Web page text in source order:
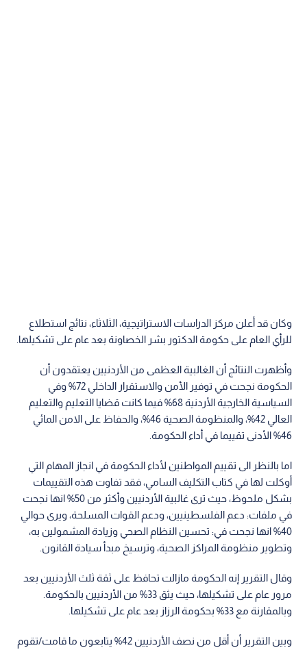
وكان قد أعلن مركز الدراسات الاستراتيجية‏، الثلاثاء، نتائج استطلاع
للرأي العام على حكومة الدكتور بشر الخصاونة بعد عام على تشكيلها.
وأظهرت النتائج أن الغالبية العظمى من الأردنيين يعتقدون أن
الحكومة نجحت في توفير الأمن والاستقرار الداخلي 72% وفي
السياسية الخارجية الأردنية 68% فيما كانت قضايا التعليم والتعليم
العالي 42%، والمنظومة الصحية 46%، والحفاظ على الامن المائي
46% الأدنى تقييما في أداء الحكومة.
اما بالنظر الى تقييم المواطنين لأداء الحكومة في انجاز المهام التي
أوكلت لها في كتاب التكليف السامي، فقد تفاوت هذه التقييمات
بشكل ملحوظ، حيث ترى غالبية الأردنيين وأكثر من 50% انها نجحت
في ملفات: دعم الفلسطينيين، ودعم القوات المسلحة، ويرى حوالي
40% انها نجحت في: تحسين النظام الصحي وزيادة المشمولين به،
وتطوير منظومة المراكز الصحية، وترسيخ مبدأ سيادة القانون.
وقال التقرير إنه الحكومة مازالت تحافظ على ثقة ثلث الأردنيين بعد
مرور عام على تشكيلها، حيث يثق 33% من الأردنيين بالحكومة.
وبالمقارنة مع 33% بحكومة الرزاز بعد عام على تشكيلها.
وبين التقرير أن أقل من نصف الأردنيين 42% يتابعون ما قامت/تقوم